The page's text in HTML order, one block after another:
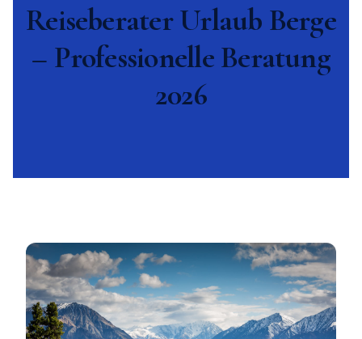
Reiseberater Urlaub Berge
– Professionelle Beratung
2026